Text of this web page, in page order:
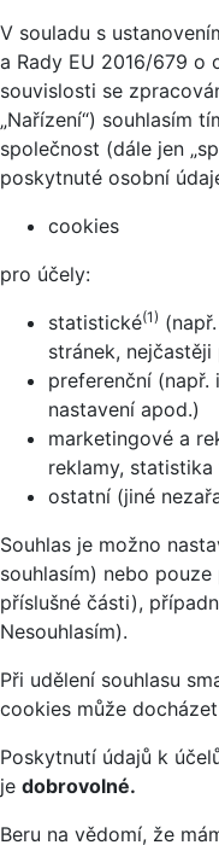
V souladu s
a Rady EU 2016/679 o
souvislosti se
„Nařízení“) souhlasím
společnost (dále jen
poskytnuté osobní
cookies
pro účely:
statistické(1)
stránek,
preferenční
nastavení apod.)
marketingové a
reklamy,
ostatní (jiné
Souhlas je možno
souhlasím) nebo
příslušné části),
Nesouhlasím).
Při udělení souhlasu
cookies může
Poskytnutí údajů k
je dobrovolné.
Beru na vědomí, že